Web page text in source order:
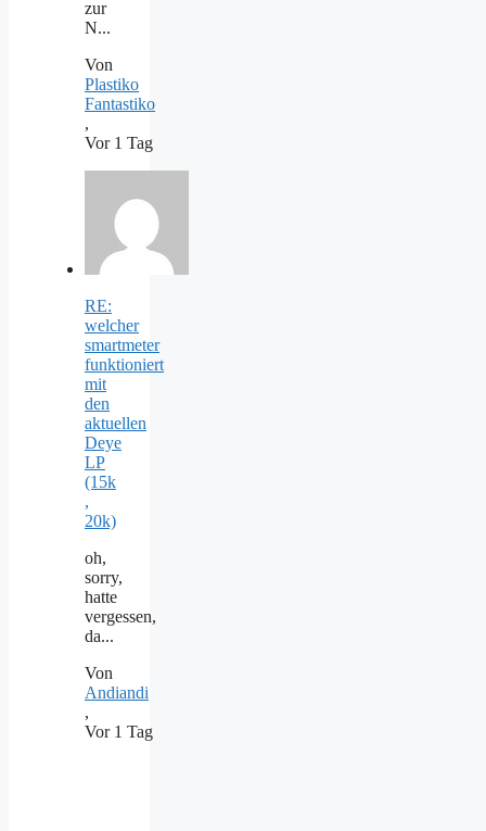
zur
N...
Von
Plastiko
Fantastiko
,
Vor 1 Tag
RE:
welcher
smartmeter
funktioniert
mit
den
aktuellen
Deye
LP
(15k
,
20k)
oh,
sorry,
hatte
vergessen,
da...
Von
Andiandi
,
Vor 1 Tag